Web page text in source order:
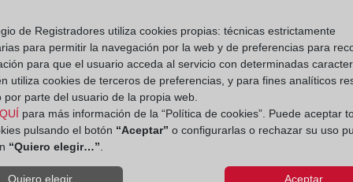
María José Renart
Delegado de Protección
dpo@corpme.es
distrito hipotecario
de Registradores utiliza cookies propias: técnicas estrictamente
para permitir la navegación por la web y de preferencias para
para que el usuario acceda al servicio con determinadas
utiliza cookies de terceros de preferencias, y para fines analíticos
por parte del usuario de la propia web.
para más información de la “Política de cookies”. Puede aceptar
pulsando el botón “Aceptar” o configurarlas o rechazar su uso
“Quiero elegir…”.
Quiero elegir... Aceptar